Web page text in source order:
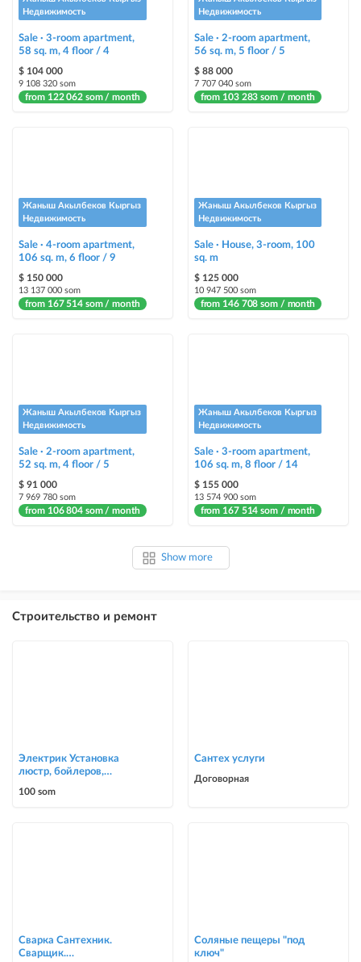
Stickers
and help sell it faster
Недвижимость
Sale · 3-room apartment,
58 sq. m, 4 floor / 4
$ 104 000
9 108 320 som
from 122 062 som / month
Недвижимость
Sale · 2-room apartment,
56 sq. m, 5 floor / 5
$ 88 000
7 707 040 som
from 103 283 som / month
Жаныш Акылбеков Кыргыз
Недвижимость
Sale · 4-room apartment,
106 sq. m, 6 floor / 9
$ 150 000
13 137 000 som
from 167 514 som / month
Жаныш Акылбеков Кыргыз
Недвижимость
Sale · House, 3-room, 100
sq. m
$ 125 000
10 947 500 som
from 146 708 som / month
Жаныш Акылбеков Кыргыз
Недвижимость
Sale · 2-room apartment,
52 sq. m, 4 floor / 5
$ 91 000
7 969 780 som
from 106 804 som / month
Жаныш Акылбеков Кыргыз
Недвижимость
Sale · 3-room apartment,
106 sq. m, 8 floor / 14
$ 155 000
13 574 900 som
from 167 514 som / month
Show more
Строительство и ремонт
Электрик Установка
люстр, бойлеров,
0700303090
100 som
Сантех услуги
Договорная
Сварка Сантехник.
Сварщик.
Соляные пещеры "под
ключ"